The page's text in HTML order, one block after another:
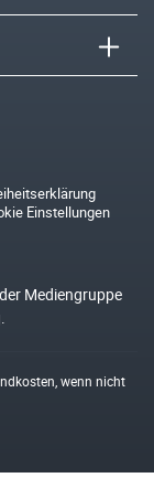
Einstellungen
Mediengruppe
, wenn nicht